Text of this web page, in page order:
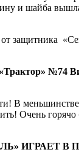
и шайба
защитника
№74
В
Очень горячо
ИГРАЕТ В